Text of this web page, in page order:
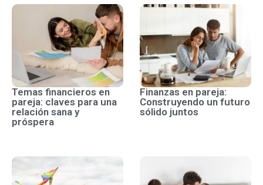
Temas financieros en
pareja: claves para una
relación sana y
próspera
Finanzas en pareja:
Construyendo un futuro
sólido juntos